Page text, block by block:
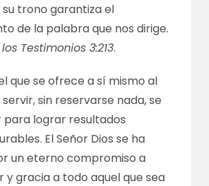
su trono garantiza el
de la palabra que nos dirige.
Testimonios 3:213.
que se ofrece a sí mismo al
sin reservarse nada, se
para lograr resultados
El Señor Dios se ha
un eterno compromiso a
y gracia a todo aquel que sea